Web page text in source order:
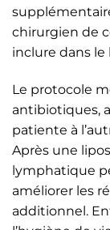
chirurgien de
inclure dans
Le protocole
antibiotiques,
patiente à
Après une
lymphatique
améliorer les
additionnel.